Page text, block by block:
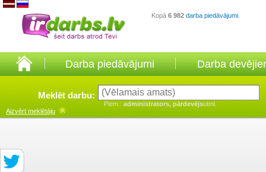
Kopā 6 982 darba piedāvājumi
Darba piedāvājumi Darba
Meklēt darbu:
Piem.: administrators, pārdevējsutml.
Aizvērt meklētāju